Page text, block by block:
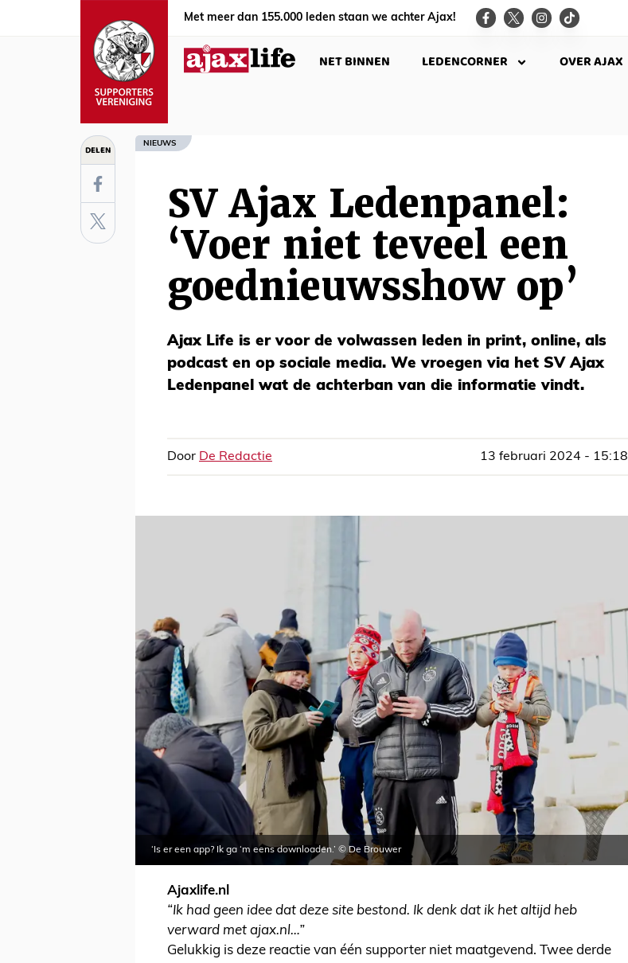
Met meer dan 155.000 leden staan we achter Ajax!
NET BINNEN LEDENCORNER OVER AJAX
DELEN NIEUWS
SV Ajax Ledenpanel:
‘Voer niet teveel een
goednieuwsshow op’
Ajax Life is er voor de volwassen leden in print, online, als
podcast en op sociale media. We vroegen via het SV Ajax
Ledenpanel wat de achterban van die informatie vindt.
Door De Redactie 13 februari 2024 - 15:18
‘Is er een app? Ik ga ‘m eens downloaden.’ © De Brouwer
Ajaxlife.nl
“Ik had geen idee dat deze site bestond. Ik denk dat ik het altijd heb
verward met ajax.nl…”
Gelukkig is deze reactie van één supporter niet maatgevend. Twee derde